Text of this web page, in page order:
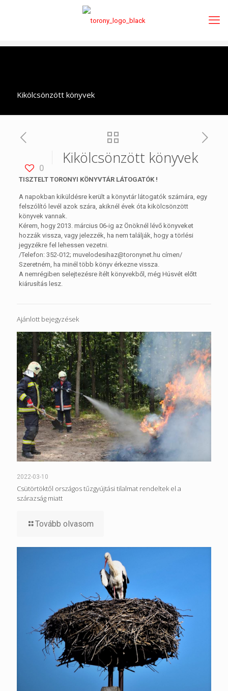
Kikölcsönzött könyvek
0
Kikölcsönzött könyvek
TISZTELT TORONYI KÖNYVTÁR LÁTOGATÓK !
A napokban kiküldésre került a könyvtár látogatók számára, egy
felszólító levél azok szára, akiknél évek óta kikölcsönzött
könyvek vannak.
Kérem, hogy 2013. március 06-ig az Önöknél lévő könyveket
hozzák vissza, vagy jelezzék, ha nem találják, hogy a törlési
jegyzékre fel lehessen vezetni.
/Telefon: 352-012; muvelodesihaz@toronynet.hu címen/
Szeretném, ha minél több könyv érkezne vissza.
A nemrégiben selejtezésre ítélt könyvekből, még Húsvét előtt
kiárusítás lesz.
Ajánlott bejegyzések
2022-03-10
Csütörtöktől országos tűzgyújtási tilalmat rendeltek el a
szárazság miatt
Tovább olvasom